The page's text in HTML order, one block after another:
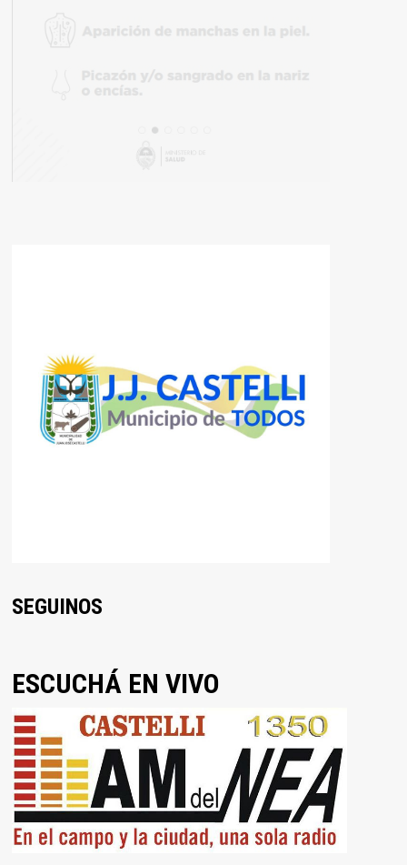
SEGUINOS
ESCUCHÁ EN VIVO